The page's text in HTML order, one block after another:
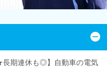
長期連休も◎】自動車の電気